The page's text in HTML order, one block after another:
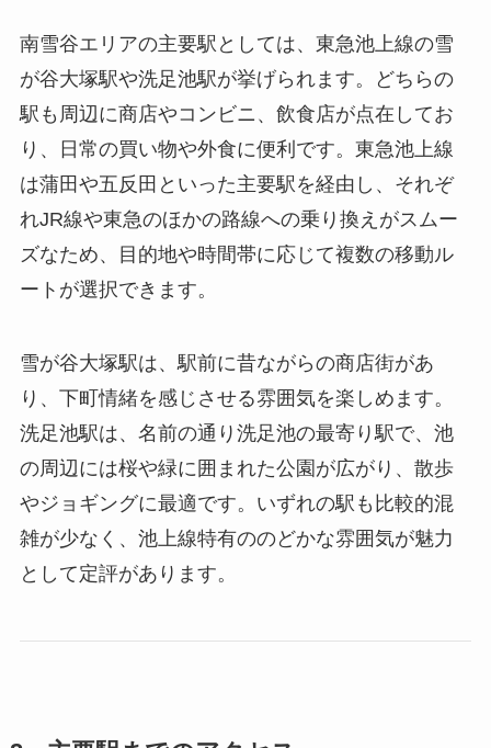
南雪谷エリアの主要駅としては、東急池上線の雪
が谷大塚駅や洗足池駅が挙げられます。どちらの
駅も周辺に商店やコンビニ、飲食店が点在してお
り、日常の買い物や外食に便利です。東急池上線
は蒲田や五反田といった主要駅を経由し、それぞ
れJR線や東急のほかの路線への乗り換えがスムー
ズなため、目的地や時間帯に応じて複数の移動ル
ートが選択できます。
雪が谷大塚駅は、駅前に昔ながらの商店街があ
り、下町情緒を感じさせる雰囲気を楽しめます。
洗足池駅は、名前の通り洗足池の最寄り駅で、池
の周辺には桜や緑に囲まれた公園が広がり、散歩
やジョギングに最適です。いずれの駅も比較的混
雑が少なく、池上線特有ののどかな雰囲気が魅力
として定評があります。